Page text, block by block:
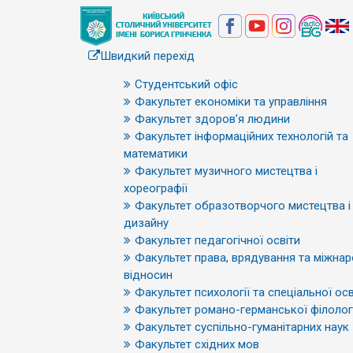
Швидкий перехід
Студентський офіс
Факультет економіки та управління
Факультет здоров’я людини
Факультет інформаційних технологій та
математики
Факультет музичного мистецтва і
хореографії
Факультет образотворчого мистецтва і
дизайну
Факультет педагогічної освіти
Факультет права, врядування та
відносин
Факультет психології та спеціальної
Факультет романо-германської
Факультет суспільно-гуманітарних наук
Факультет східних мов